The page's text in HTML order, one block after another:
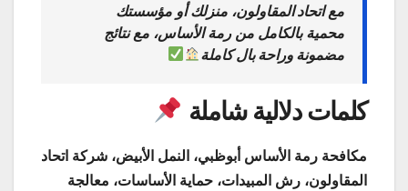
معاتحاد المقاولون، منزلك أو مؤسستك
محمية بالكامل من رمة الأساس، معنتائج
مضمونة وراحة بال كاملة
كلمات دلالية شاملة
مكافحة رمة الأساس أبوظبي، النمل الأبيض، شركة اتحاد
المقاولون، رش المبيدات، حماية الأساسات، معالجة